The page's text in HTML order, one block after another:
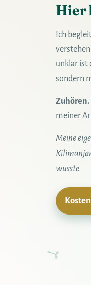
Hier
Ich
unklar ist
sondern
meiner
Meine
wusste.